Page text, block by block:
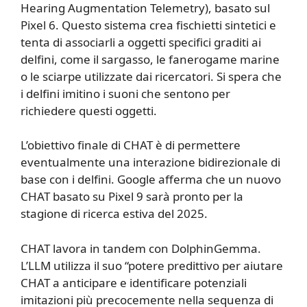
Hearing Augmentation Telemetry), basato sul
Pixel 6. Questo sistema crea fischietti sintetici e
tenta di associarli a oggetti specifici graditi ai
delfini, come il sargasso, le fanerogame marine
o le sciarpe utilizzate dai ricercatori. Si spera che
i delfini imitino i suoni che sentono per
richiedere questi oggetti.
L’obiettivo finale di CHAT è di permettere
eventualmente una interazione bidirezionale di
base con i delfini. Google afferma che un nuovo
CHAT basato su Pixel 9 sarà pronto per la
stagione di ricerca estiva del 2025.
CHAT lavora in tandem con DolphinGemma.
L’LLM utilizza il suo “potere predittivo per aiutare
CHAT a anticipare e identificare potenziali
imitazioni più precocemente nella sequenza di